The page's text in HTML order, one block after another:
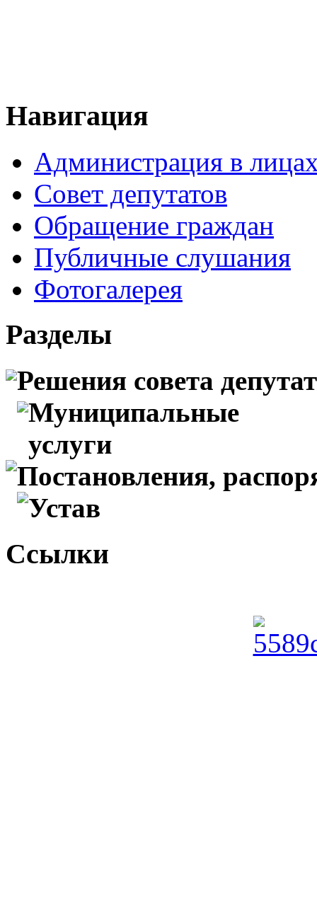
Навигация
Администрация в
Совет депутатов
Обращение граждан
Публичные слушания
Фотогалерея
Разделы
Решения совета
Муниципальные
услуги
Постановления,
Устав
Ссылки